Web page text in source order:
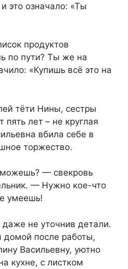
это означало: «Ты
продуктов
по пути? Ты же на
«Купишь всё это на
тёти Нины, сестры
пять лет – не круглая
вбила себе в
торжество.
— свекровь
— Нужно кое-что
умеешь!
даже не уточнив детали.
домой после работы,
Васильевну, уютно
кухне, с листком